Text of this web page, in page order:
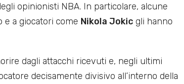
opinionisti NBA. In particolare, alcune
e a giocatori come Nikola Jokic gli hanno
dagli attacchi ricevuti e, negli ultimi
decisamente divisivo all’interno della